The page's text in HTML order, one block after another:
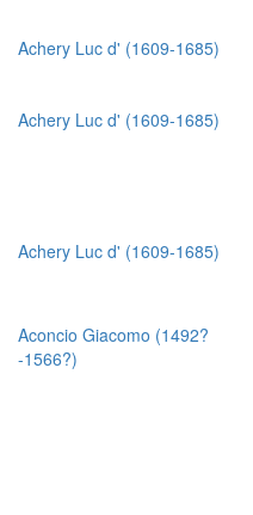
Achery Luc d' (1609-1685)
Achery Luc d' (1609-1685)
Achery Luc d' (1609-1685)
Aconcio Giacomo (1492?
-1566?)